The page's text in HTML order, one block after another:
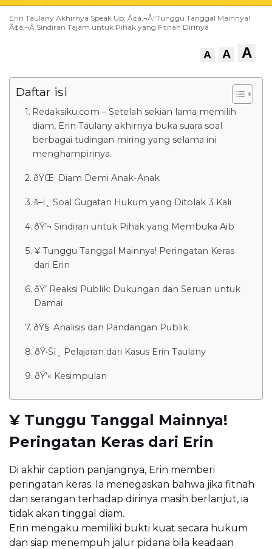
Erin Taulany Akhirnya Speak Up: Ã¢â‚¬Å“Tunggu Tanggal Mainnya!
Ã¢â‚¬Â Sindiran Tajam untuk Pihak yang Fitnah Dirinya
A A A
Daftar isi
Redaksiku.com – Setelah sekian lama memilih
diam, Erin Taulany akhirnya buka suara soal
berbagai tudingan miring yang selama ini
menghampirinya.
ðŸŒ· Diam Demi Anak-Anak
š–ï¸ Soal Gugatan Hukum yang Ditolak 3 Kali
ðŸ’¬ Sindiran untuk Pihak yang Membuka Aib
¥ Tunggu Tanggal Mainnya! Peringatan Keras
dari Erin
ðŸ’­ Reaksi Publik: Dukungan dan Seruan untuk
Damai
ðŸ§ Analisis dan Pandangan Publik
ðŸ•Šï¸ Pelajaran dari Kasus Erin Taulany
ðŸ’« Kesimpulan
¥ Tunggu Tanggal Mainnya!
Peringatan Keras dari Erin
Di akhir caption panjangnya, Erin memberi
peringatan keras. Ia menegaskan bahwa jika fitnah
dan serangan terhadap dirinya masih berlanjut, ia
tidak akan tinggal diam.
Erin mengaku memiliki bukti kuat secara hukum
dan siap menempuh jalur pidana bila keadaan